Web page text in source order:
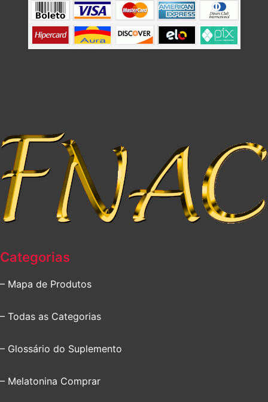
Categorias
– Mapa de Produtos
– Todas as Categorias
– Glossário do Suplemento
– Melatonina Comprar